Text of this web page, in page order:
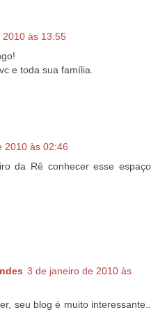
às 13:55
e toda sua família.
2010 às 02:46
da Rê conhecer esse espaço
3 de janeiro de 2010 às
seu blog é muito interessante..